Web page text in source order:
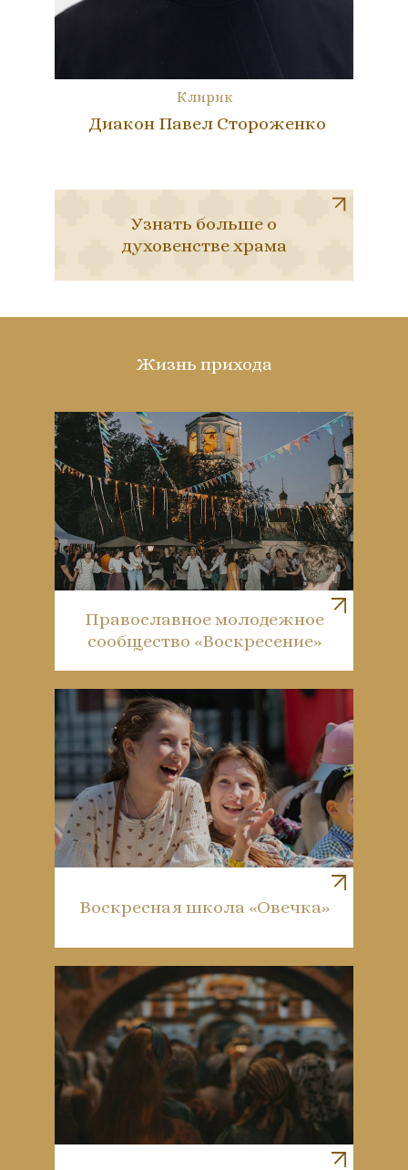
Клирик
Диакон Павел Стороженко
Узнать больше о
духовенстве храма
Жизнь прихода
Воскресная школа «Овечка»
Православное молодежное
сообщество «Воскресение»